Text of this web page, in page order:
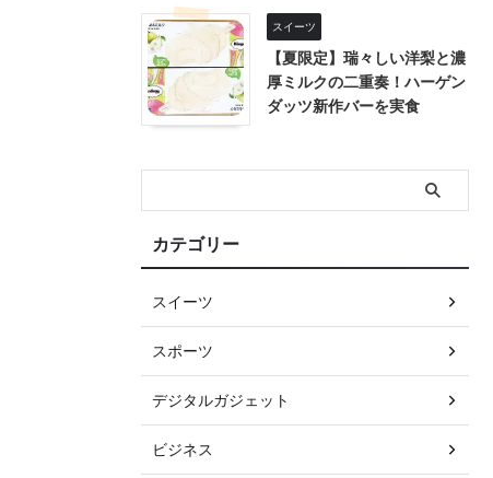
スイーツ
【夏限定】瑞々しい洋梨と濃
厚ミルクの二重奏！ハーゲン
ダッツ新作バーを実食
カテゴリー
スイーツ
スポーツ
デジタルガジェット
ビジネス